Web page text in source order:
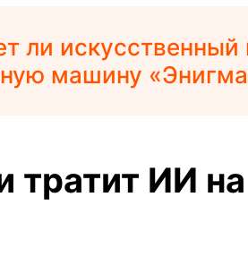
ли искусственный
машину
тратит ИИ